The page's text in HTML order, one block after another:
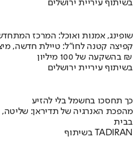
בשיתוף עיריית ירושלים
שופינג, אמנות ואוכל: המרכז
קפיצה קטנה לחו"ל: טיילת חדשה,
בהשקעה של 100 מיליון ₪
בשיתוף עיריית ירושלים
כך תחסכו בחשמל בלי להזיע
מהפכת האנרגיה של תדיראן:
בבית
בשיתוף TADIRAN